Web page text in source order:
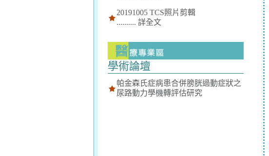
20191005 TCS照片剪輯
.......... 詳全文
學術論壇
帕金森氏症病患合併膀胱過動症狀之
尿路動力學機轉評估研究